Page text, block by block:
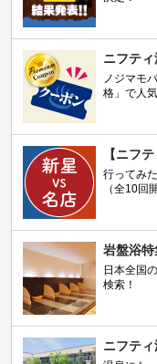
ニフテ
ノジマモ
格」で人
【ニフ
行ってみ
（全10回
岩盤浴特
日本全国
検索！
ニフテ